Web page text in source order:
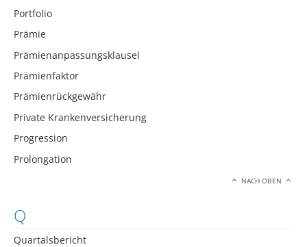
Portfolio
Prämie
Prämienanpassungsklausel
Prämienfaktor
Prämienrückgewähr
Private Krankenversicherung
Progression
Prolongation
NACH OBEN
Q
Quartalsbericht